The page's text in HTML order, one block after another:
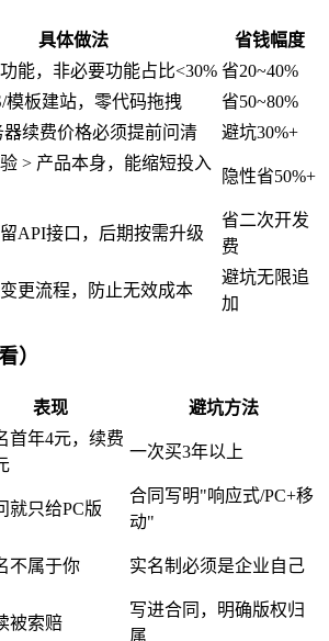
具体做法
省钱幅度
能，非必要功能占比<30% 省20~40%
模板建站，零代码拖拽
省50~80%
器续费价格必须提前问清 避坑30%+
> 产品本身，能缩短投入
隐性省50%+
API接口，后期按需升级
省二次开发
费
更流程，防止无效成本
避坑无限追
加
）
表现
避坑方法
首年4元，续费
一次买3年以上
就只给PC版
合同写明"响应式/PC+移
动"
不属于你 实名制必须是企业自己
被索赔
写进合同，明确版权归
属